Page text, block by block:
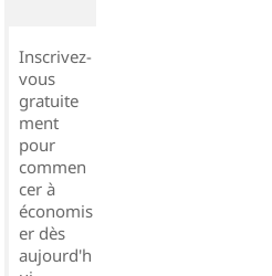
Inscrivez-
vous
gratuite
ment
pour
commen
cer à
économis
er dès
aujourd'h